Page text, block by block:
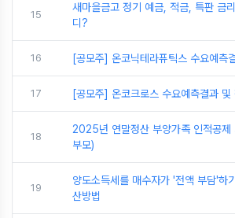
15
새마을금고 정기 예금, 적금, 특판 금
디?
16 [공모주] 온코닉테라퓨틱스 수요예측
17 [공모주] 온코크로스 수요예측결과 및
18
2025년 연말정산 부양가족 인적공제
부모)
19
양도소득세를 매수자가 '전액 부담'하
산방법